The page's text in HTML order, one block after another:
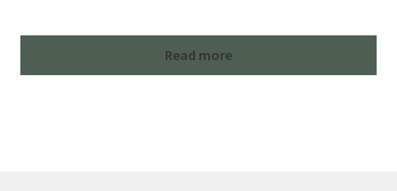
Read more